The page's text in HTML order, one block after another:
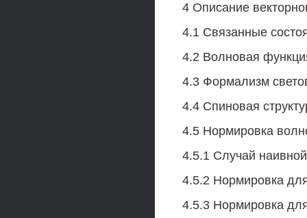
4 Описание
4.1 Связанные
4.2 Волновая
4.3 Формализм
4.4 Спиновая
4.5 Нормировка
4.5.1 Случай
4.5.2 Нормировка
4.5.3 Нормировка